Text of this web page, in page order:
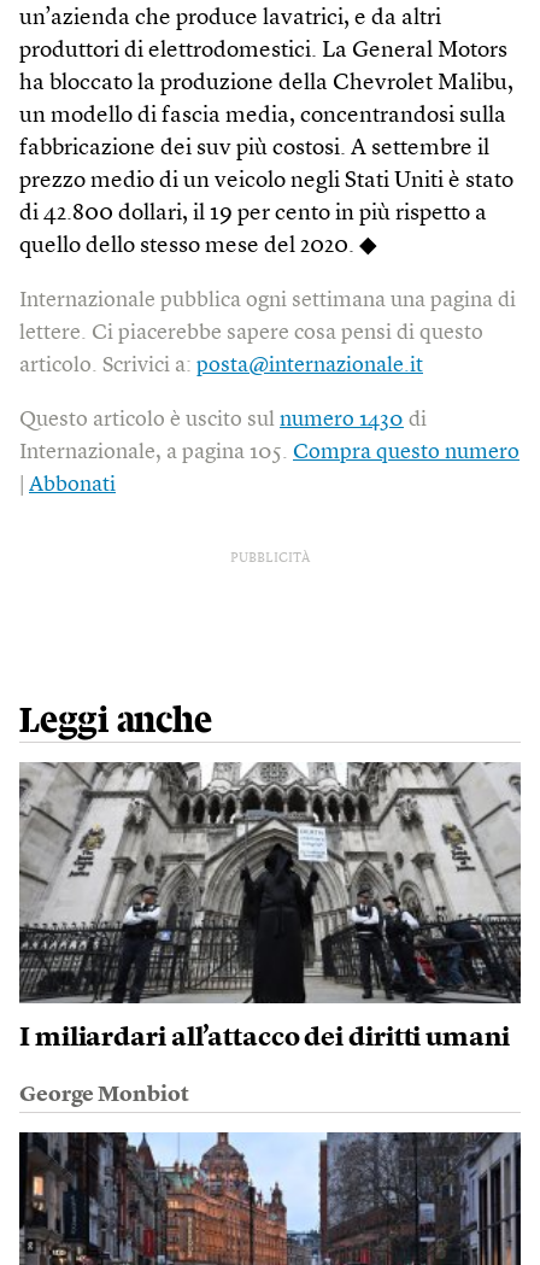
un’azienda che produce lavatrici, e da altri
produttori di elettrodomestici. La General Motors
ha bloccato la produzione della Chevrolet Malibu,
un modello di fascia media, concentrandosi sulla
fabbricazione dei suv più costosi. A settembre il
prezzo medio di un veicolo negli Stati Uniti è stato
di 42.800 dollari, il 19 per cento in più rispetto a
quello dello stesso mese del 2020. ◆
Internazionale pubblica ogni settimana una pagina di
lettere. Ci piacerebbe sapere cosa pensi di questo
articolo. Scrivici a: posta@internazionale.it
Questo articolo è uscito sul numero 1430 di
Internazionale, a pagina 105. Compra questo numero
Abbonati
PUBBLICITÀ
Leggi anche
I miliardari all’attacco dei diritti umani
George Monbiot